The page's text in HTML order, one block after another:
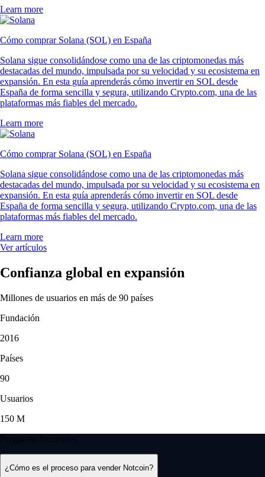
Learn more
Cómo comprar Solana (SOL) en España
Solana sigue consolidándose como una de las criptomonedas más
destacadas del mundo, impulsada por su velocidad y su ecosistema en
expansión. En esta guía aprenderás cómo invertir en SOL desde
España de forma sencilla y segura, utilizando Crypto.com, una de las
plataformas más fiables del mercado.
Learn more
Cómo comprar Solana (SOL) en España
Solana sigue consolidándose como una de las criptomonedas más
destacadas del mundo, impulsada por su velocidad y su ecosistema en
expansión. En esta guía aprenderás cómo invertir en SOL desde
España de forma sencilla y segura, utilizando Crypto.com, una de las
plataformas más fiables del mercado.
Learn more
Ver artículos
Confianza global en expansión
Millones de usuarios en más de 90 países
Fundación
2016
Países
90
Usuarios
150 M
Preguntas frecuentes
¿Cómo es el proceso para vender Notcoin?